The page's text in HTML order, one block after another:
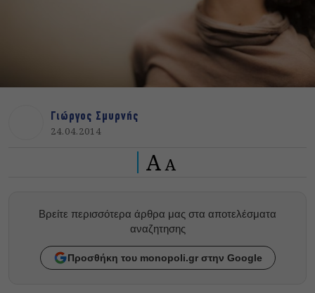
Γιώργος Σμυρνής
24.04.2014
A A
Βρείτε περισσότερα άρθρα μας στα αποτελέσματα
αναζητησης
Προσθήκη του monopoli.gr στην Google